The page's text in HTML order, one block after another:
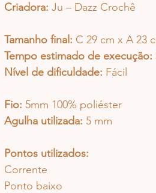
Criadora: Ju – Dazz Crochê
Tamanho final: C 29 cm x A 23
Tempo estimado de execução:
Nível de dificuldade: Fácil
Fio: 5mm 100% poliéster
Agulha utilizada: 5 mm
Pontos utilizados:
Corrente
Ponto baixo